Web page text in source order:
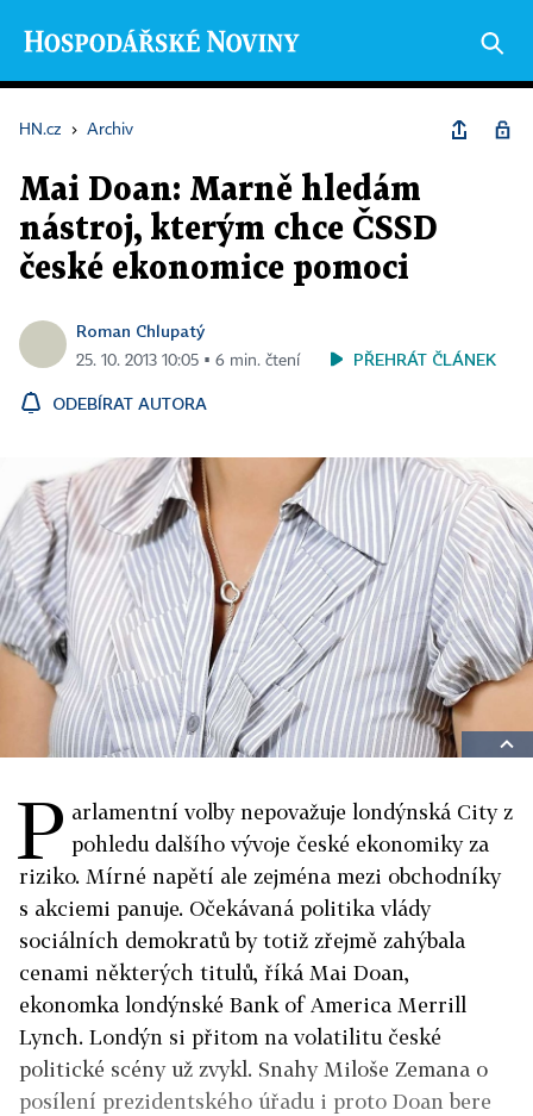
HN.cz › Archiv
Mai Doan: Marně hledám
nástroj, kterým chce ČSSD
české ekonomice pomoci
Roman Chlupatý
25. 10. 2013 10:05 ▪ 6 min. čtení PŘEHRÁT ČLÁNEK
ODEBÍRAT AUTORA
P arlamentní volby nepovažuje londýnská City z
pohledu dalšího vývoje české ekonomiky za
riziko. Mírné napětí ale zejména mezi obchodníky
s akciemi panuje. Očekávaná politika vlády
sociálních demokratů by totiž zřejmě zahýbala
cenami některých titulů, říká Mai Doan,
ekonomka londýnské Bank of America Merrill
Lynch. Londýn si přitom na volatilitu české
politické scény už zvykl. Snahy Miloše Zemana o
posílení prezidentského úřadu i proto Doan bere